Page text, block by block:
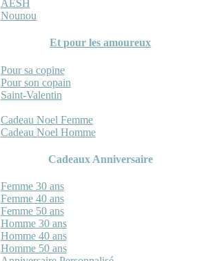
AESH
Nounou
Et pour les amoureux
Pour sa copine
Pour son copain
Saint-Valentin
Cadeau Noel Femme
Cadeau Noel Homme
Cadeaux Anniversaire
Femme 30 ans
Femme 40 ans
Femme 50 ans
Homme 30 ans
Homme 40 ans
Homme 50 ans